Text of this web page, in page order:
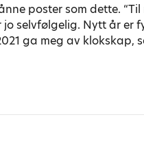
poster som dette.
jo selvfølgelig. Nytt år er
ga meg av klokskap,